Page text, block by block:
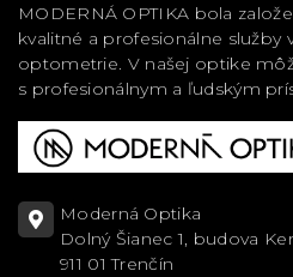
MODERNÁ OPTIKA bola
kvalitné a profesionálne služby
optometrie. V našej optike
s profesionálnym a ľudským
Moderná Optika
Dolný Šianec 1, budova
911 01 Trenčín